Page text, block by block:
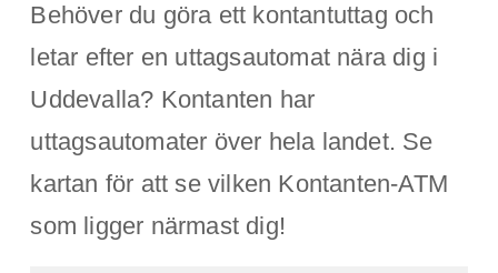
Behöver du göra ett kontantuttag och
letar efter en uttagsautomat nära dig i
Uddevalla? Kontanten har
uttagsautomater över hela landet. Se
kartan för att se vilken Kontanten-ATM
som ligger närmast dig!